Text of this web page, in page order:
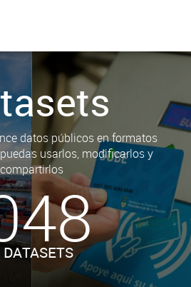
datos públicos en formatos
usarlos, modificarlos y
compartirlos
DATASETS